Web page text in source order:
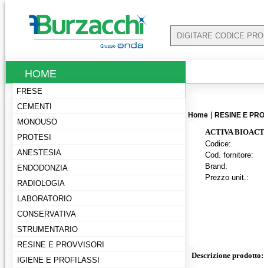
HOME
FRESE
CEMENTI
MONOUSO
PROTESI
ANESTESIA
ENDODONZIA
RADIOLOGIA
LABORATORIO
CONSERVATIVA
STRUMENTARIO
RESINE E PROVVISORI
IGIENE E PROFILASSI
Home RESINE E
ACTIVA
Codice:
Cod. fornitore:
Brand:
Prezzo unit.:
Descrizione prodotto: